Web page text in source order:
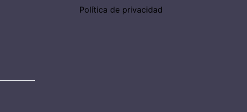
Política de privacidad